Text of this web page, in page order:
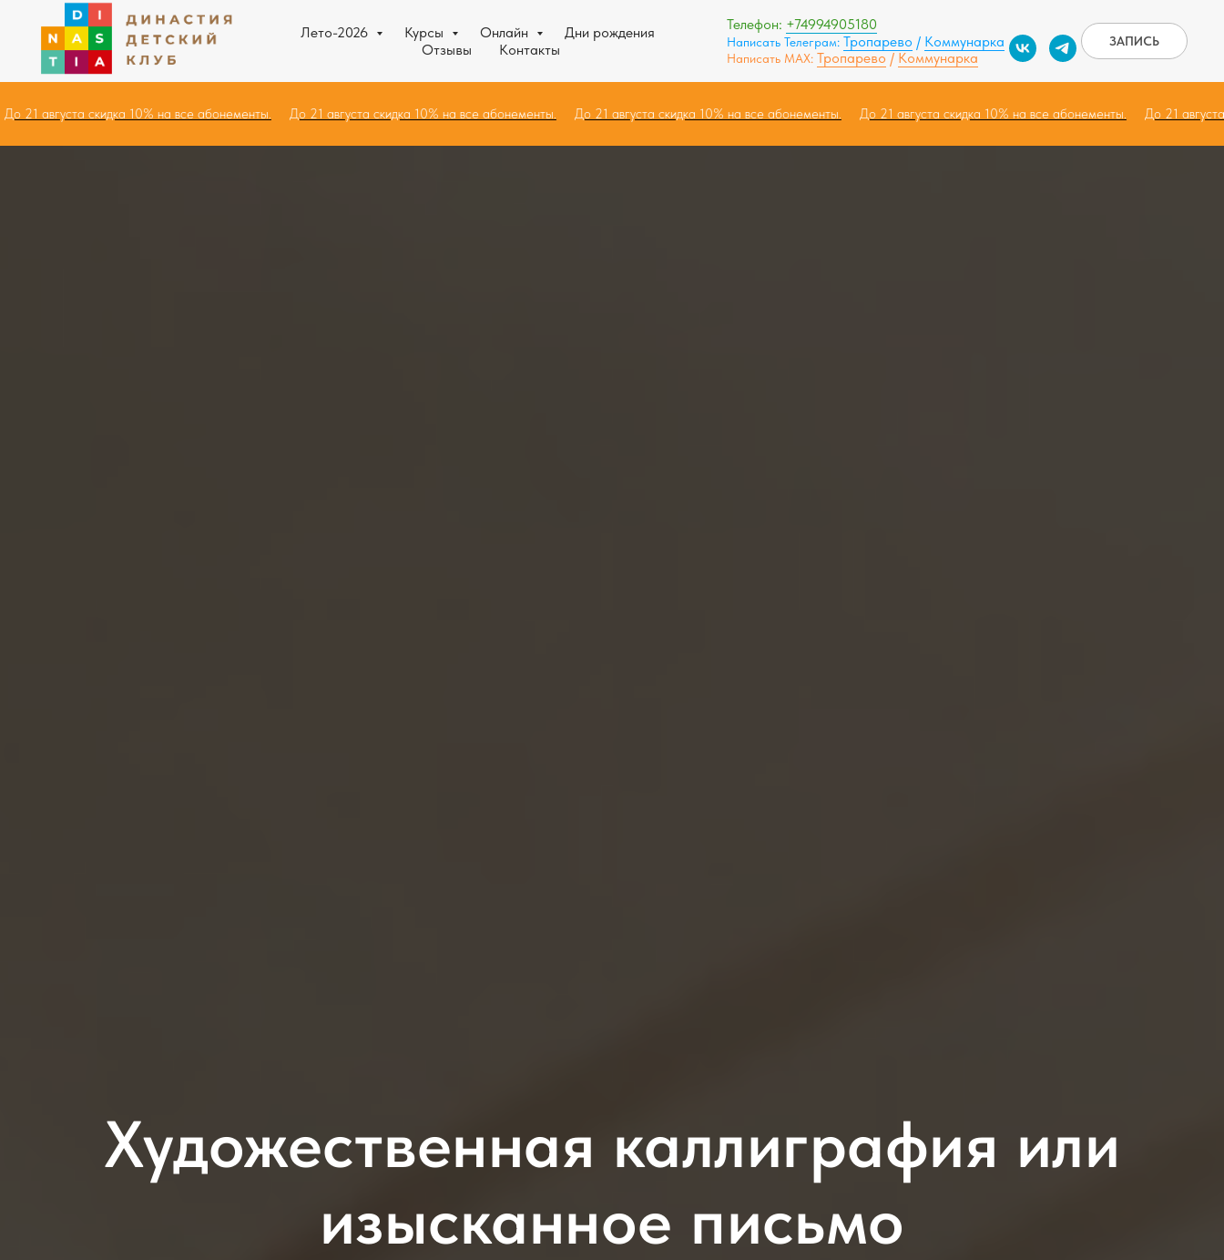
Лето-2026 Курсы Онлайн
Дни рождения
Отзывы
Контакты
Телефон: +74994905180
Написать Телеграм: Тропарево / Коммунарка
Написать MAX: Тропарево / Коммунарка
ЗАПИСЬ
До 21 августа скидка 10% на все абонементы. До 21 августа скидка 10% на все абонементы. До 21 августа скидка 10% на все абонементы. До 21 августа скидка 10% на все абонементы. До 21
Художественная каллиграфия или
изысканное письмо